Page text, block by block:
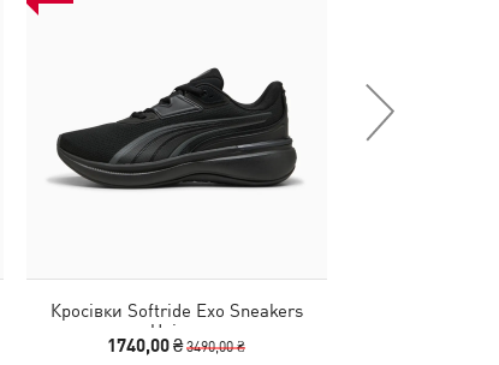
Кросівки Softride Exo Sneakers
Unisex
1740,00 ₴3490,00 ₴